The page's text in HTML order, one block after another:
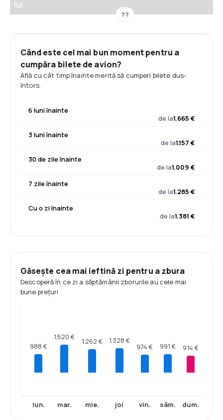
Iul.
??
Când este cel mai bun moment pentru a
cumpăra bilete de avion?
Află cu cât timp înainte merită să cumperi bilete dus-
întors.
6 luni înainte
de la1.665 €
3 luni înainte
de la1.157 €
30 de zile înainte
de la1.009 €
7 zile înainte
de la1.285 €
Cu o zi înainte
de la1.381 €
Găsește cea mai ieftină zi pentru a zbura
Descoperă în ce zi a săptămânii zborurile au cele mai
bune prețuri
988 €
lun.
1.520 €
mar.
1.262 €
mie.
1.328 €
joi
974 €
vin.
991 €
sâm.
914 €
dum.